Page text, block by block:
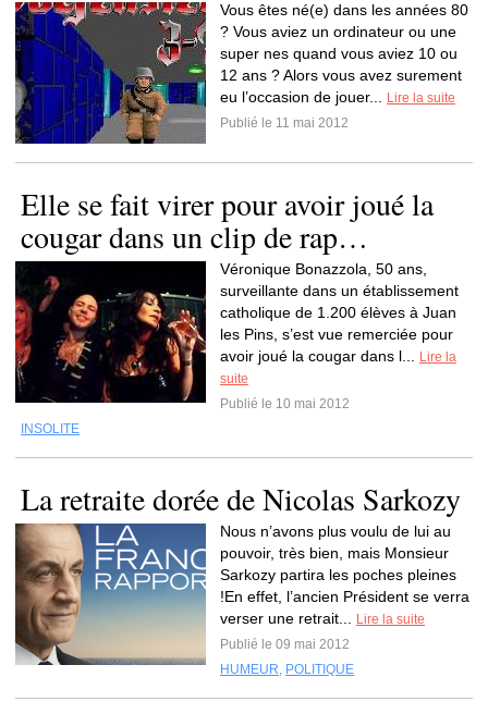
Vous êtes né(e) dans les années 80
? Vous aviez un ordinateur ou une
super nes quand vous aviez 10 ou
12 ans ? Alors vous avez surement
eu l’occasion de jouer...
Lire la suite
Publié le 11 mai 2012
Elle se fait virer pour avoir joué la
cougar dans un clip de rap…
Véronique Bonazzola, 50 ans,
surveillante dans un établissement
catholique de 1.200 élèves à Juan
les Pins, s’est vue remerciée pour
avoir joué la cougar dans l...
Lire la
suite
Publié le 10 mai 2012
INSOLITE
La retraite dorée de Nicolas Sarkozy
Nous n’avons plus voulu de lui au
pouvoir, très bien, mais Monsieur
Sarkozy partira les poches pleines
!En effet, l’ancien Président se verra
verser une retrait...
Lire la suite
Publié le 09 mai 2012
HUMEUR, POLITIQUE